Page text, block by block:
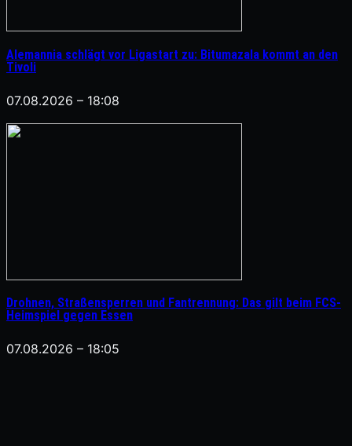
Alemannia schlägt vor Ligastart zu: Bitumazala kommt an den
Tivoli
07.08.2026 – 18:08
Drohnen, Straßensperren und Fantrennung: Das gilt beim FCS-
Heimspiel gegen Essen
07.08.2026 – 18:05